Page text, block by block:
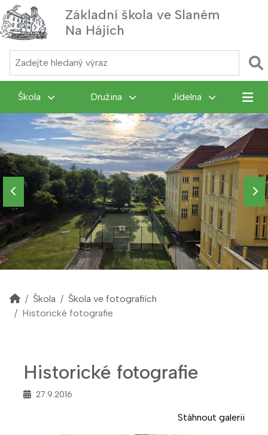
Základní škola ve Slaném
Na Hájích
Škola Družina Jídelna
Škola
Škola ve fotografiích
Historické fotografie
Historické fotografie
27.9.2016
Stáhnout galerii